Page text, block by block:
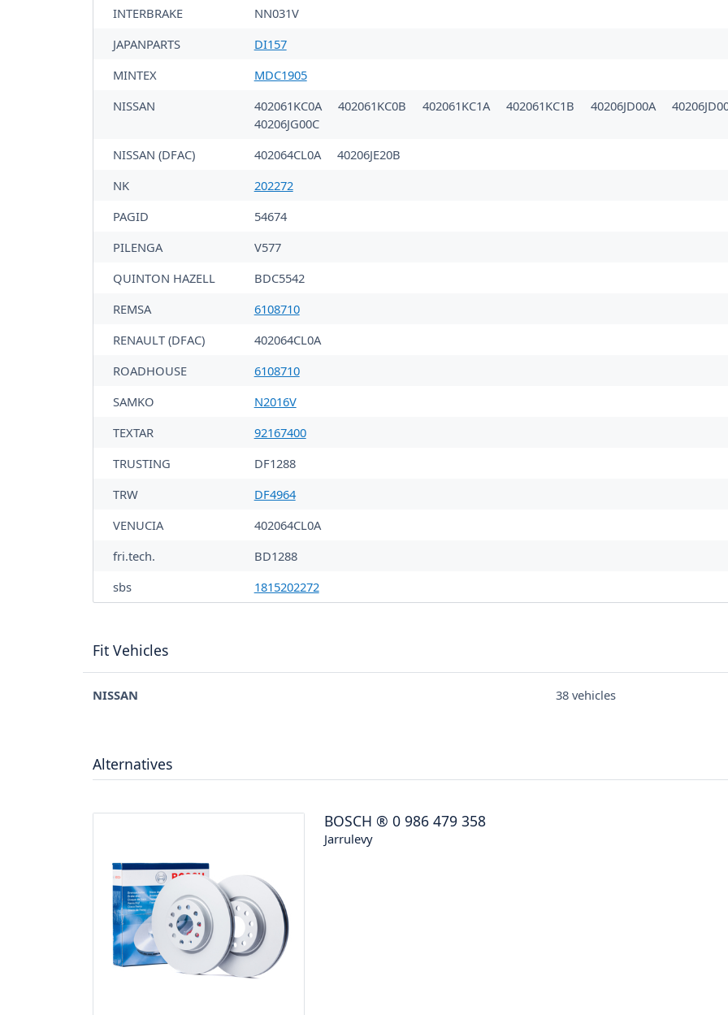
INTERBRAKE
NN031V
JAPANPARTS
DI157
MINTEX
MDC1905
NISSAN
402061KC0A 402061KC0B 402061KC1A 402061KC1B 40206JD00A
40206JG00C
NISSAN (DFAC)
402064CL0A
40206JE20B
NK
202272
PAGID
54674
PILENGA
V577
QUINTON HAZELL
BDC5542
REMSA
6108710
RENAULT (DFAC)
402064CL0A
ROADHOUSE
6108710
SAMKO
N2016V
TEXTAR
92167400
TRUSTING
DF1288
TRW
DF4964
VENUCIA
402064CL0A
fri.tech.
BD1288
sbs
1815202272
Fit Vehicles
NISSAN 38 vehicles
Alternatives
BOSCH ® 0 986 479 358
Jarrulevy